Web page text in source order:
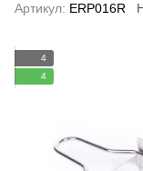
Артикул: ERP016R
4
4